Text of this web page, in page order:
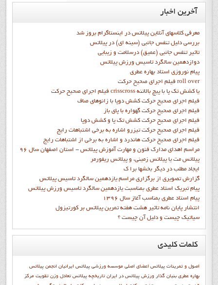
آخرین اخبار
معرفی کلاسهای آنلاین پیلاتس در اینستاگرام بروز شد
بررسی دلیل تنفس جانبی (سینه ای) در پیلاتس
تاثیر تنفس جانبی (عمیق) درسلامت و زیبایی
دوازدهمين سالگرد تاسيس ورزش پيلاتس
پيام نوروزي استاد بهاره عطري
فيلم اجراي صحيح حرکت roll over
فيلم اجراي صحيح حركت crisscross يا كشش تك پا با پيچ بالاتنه
فيلم اجراي صحيح حرکت كشش دوپا با زانوهاي صاف
فيلم اجراي صحيح حرکت گهواره با پاي باز
فيلم اجراي صحيح حرکت کشش تک پا و کشش دوپا
فيلم اجراي صحيح حرکت تيزرو اشاره به برخي اشتباهات رايج
فيلم اجراي صحيح حرکت هاندرد و اشاره به برخي از اشتباهات رايج
مراسم اهدای مدارک فنون و مهارت آموزش پیلاتس - استان اصفهان سال 96
پیلاتس مت یا پیلاتس زمینی، و پیلاتس ریفورمر
ايجاد مطلب در ديگر بخشها برا ک
گزارش تصويري از برگزاري مراسم يازدهمين سالگرد تاسيس پيلاتس
پيام تبريک استاد عطري بمناسبت يازدهمين سالگرد تاسيس ورزش پيلاتس
پيام استاد عطري بمناسب آغاز سال 1396
انتشار پايان نامه تاثیر هشت هفته تمرین پیلاتس بر کورتیزول
سیاتیک چیست و دلیل آن چیست ؟
کلماتکلیدی
اصول و تمرينات پيلاتس اعضاي اصلي موسسه ورزشي پيلاتس ايرانيان انجمن پيلاتس
بهاره عطري بنيان گذار ورزش پيلاتس در ايران تاريخچه پيلاتس تعادل وزن تقويت مركز